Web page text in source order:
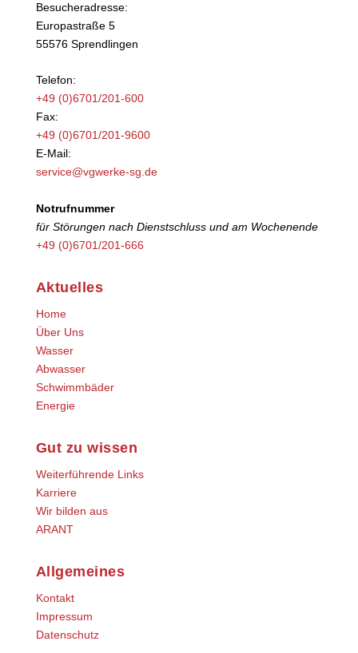
Besucheradresse:
Europastraße 5
55576 Sprendlingen
Telefon:
+49 (0)6701/201-600
Fax:
+49 (0)6701/201-9600
E-Mail:
service@vgwerke-sg.de
Notrufnummer
für Störungen nach Dienstschluss und am Wochenende
+49 (0)6701/201-666
Aktuelles
Home
Über Uns
Wasser
Abwasser
Schwimmbäder
Energie
Gut zu wissen
Weiterführende Links
Karriere
Wir bilden aus
ARANT
Allgemeines
Kontakt
Impressum
Datenschutz